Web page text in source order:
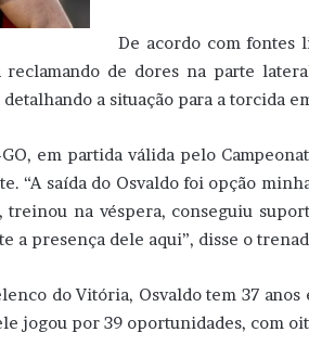
De acordo com fontes
de dores na parte
a situação para a torcida
em partida válida pelo
“A saída do Osvaldo foi opção
na véspera, conseguiu
a presença dele aqui”, disse o
do Vitória, Osvaldo tem 37
jogou por 39 oportunidades, com